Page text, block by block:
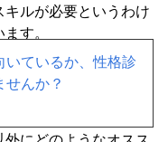
ルが必要というわけ
す。
いているか、性格診
んか？